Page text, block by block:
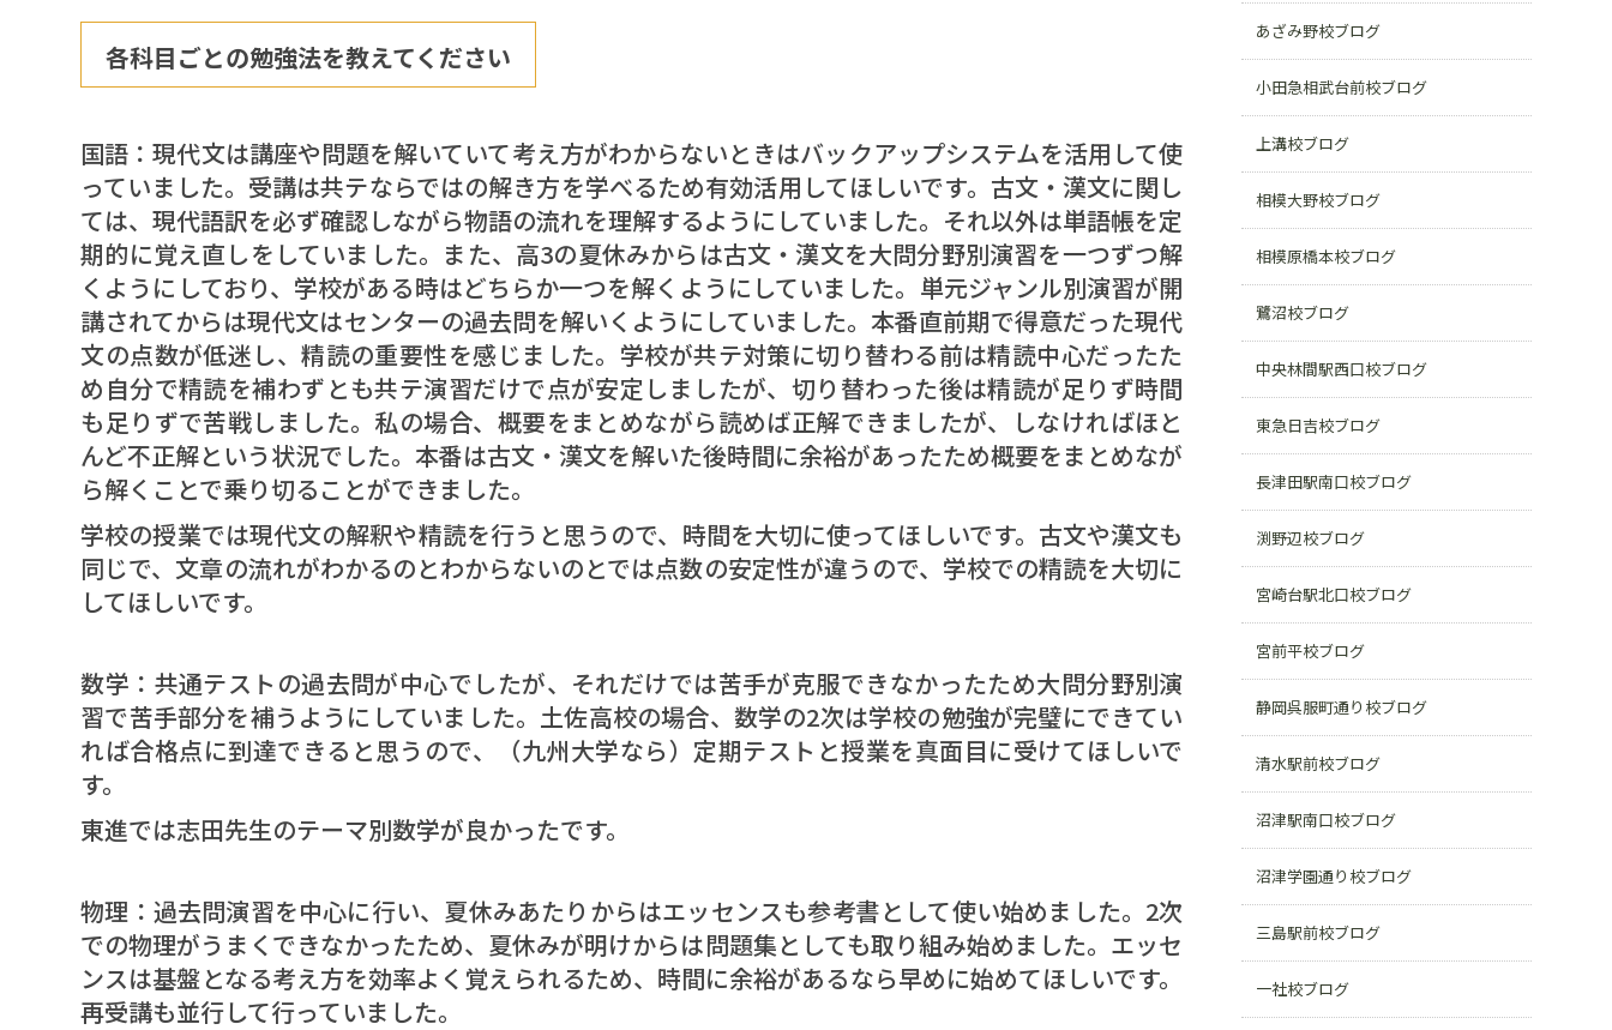
各科目ごとの勉強法を教えてください
国語：現代文は講座や問題を解いていて考え方がわからないときはバックアップシステムを活用して使
っていました。受講は共テならではの解き方を学べるため有効活用してほしいです。古文・漢文に関し
ては、現代語訳を必ず確認しながら物語の流れを理解するようにしていました。それ以外は単語帳を定
期的に覚え直しをしていました。また、高3の夏休みからは古文・漢文を大問分野別演習を一つずつ解
くようにしており、学校がある時はどちらか一つを解くようにしていました。単元ジャンル別演習が開
講されてからは現代文はセンターの過去問を解いくようにしていました。本番直前期で得意だった現代
文の点数が低迷し、精読の重要性を感じました。学校が共テ対策に切り替わる前は精読中心だったた
め自分で精読を補わずとも共テ演習だけで点が安定しましたが、切り替わった後は精読が足りず時間
も足りずで苦戦しました。私の場合、概要をまとめながら読めば正解できましたが、しなければほと
んど不正解という状況でした。本番は古文・漢文を解いた後時間に余裕があったため概要をまとめなが
ら解くことで乗り切ることができました。
学校の授業では現代文の解釈や精読を行うと思うので、時間を大切に使ってほしいです。古文や漢文も
同じで、文章の流れがわかるのとわからないのとでは点数の安定性が違うので、学校での精読を大切に
してほしいです。
数学：共通テストの過去問が中心でしたが、それだけでは苦手が克服できなかったため大問分野別演
習で苦手部分を補うようにしていました。土佐高校の場合、数学の2次は学校の勉強が完璧にできてい
れば合格点に到達できると思うので、（九州大学なら）定期テストと授業を真面目に受けてほしいで
す。
東進では志田先生のテーマ別数学が良かったです。
物理：過去問演習を中心に行い、夏休みあたりからはエッセンスも参考書として使い始めました。2次
での物理がうまくできなかったため、夏休みが明けからは問題集としても取り組み始めました。エッセ
ンスは基盤となる考え方を効率よく覚えられるため、時間に余裕があるなら早めに始めてほしいです。
再受講も並行して行っていました。
あざみ野校ブログ
小田急相武台前校ブログ
上溝校ブログ
相模大野校ブログ
相模原橋本校ブログ
鷺沼校ブログ
中央林間駅西口校ブログ
東急日吉校ブログ
長津田駅南口校ブログ
渕野辺校ブログ
宮崎台駅北口校ブログ
宮前平校ブログ
静岡呉服町通り校ブログ
清水駅前校ブログ
沼津駅南口校ブログ
沼津学園通り校ブログ
三島駅前校ブログ
一社校ブログ